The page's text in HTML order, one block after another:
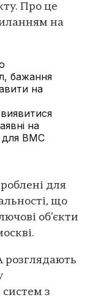
Про це
на
бажання
на
на
для ВМС
для
що
об’єкти
з